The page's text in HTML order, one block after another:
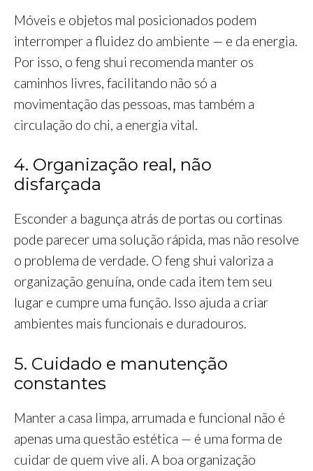
Móveis e objetos mal posicionados podem
interromper a fluidez do ambiente — e da energia.
Por isso, o feng shui recomenda manter os
caminhos livres, facilitando não só a
movimentação das pessoas, mas também a
circulação do chi, a energia vital.
4. Organização real, não
disfarçada
Esconder a bagunça atrás de portas ou cortinas
pode parecer uma solução rápida, mas não resolve
o problema de verdade. O feng shui valoriza a
organização genuína, onde cada item tem seu
lugar e cumpre uma função. Isso ajuda a criar
ambientes mais funcionais e duradouros.
5. Cuidado e manutenção
constantes
Manter a casa limpa, arrumada e funcional não é
apenas uma questão estética — é uma forma de
cuidar de quem vive ali. A boa organização